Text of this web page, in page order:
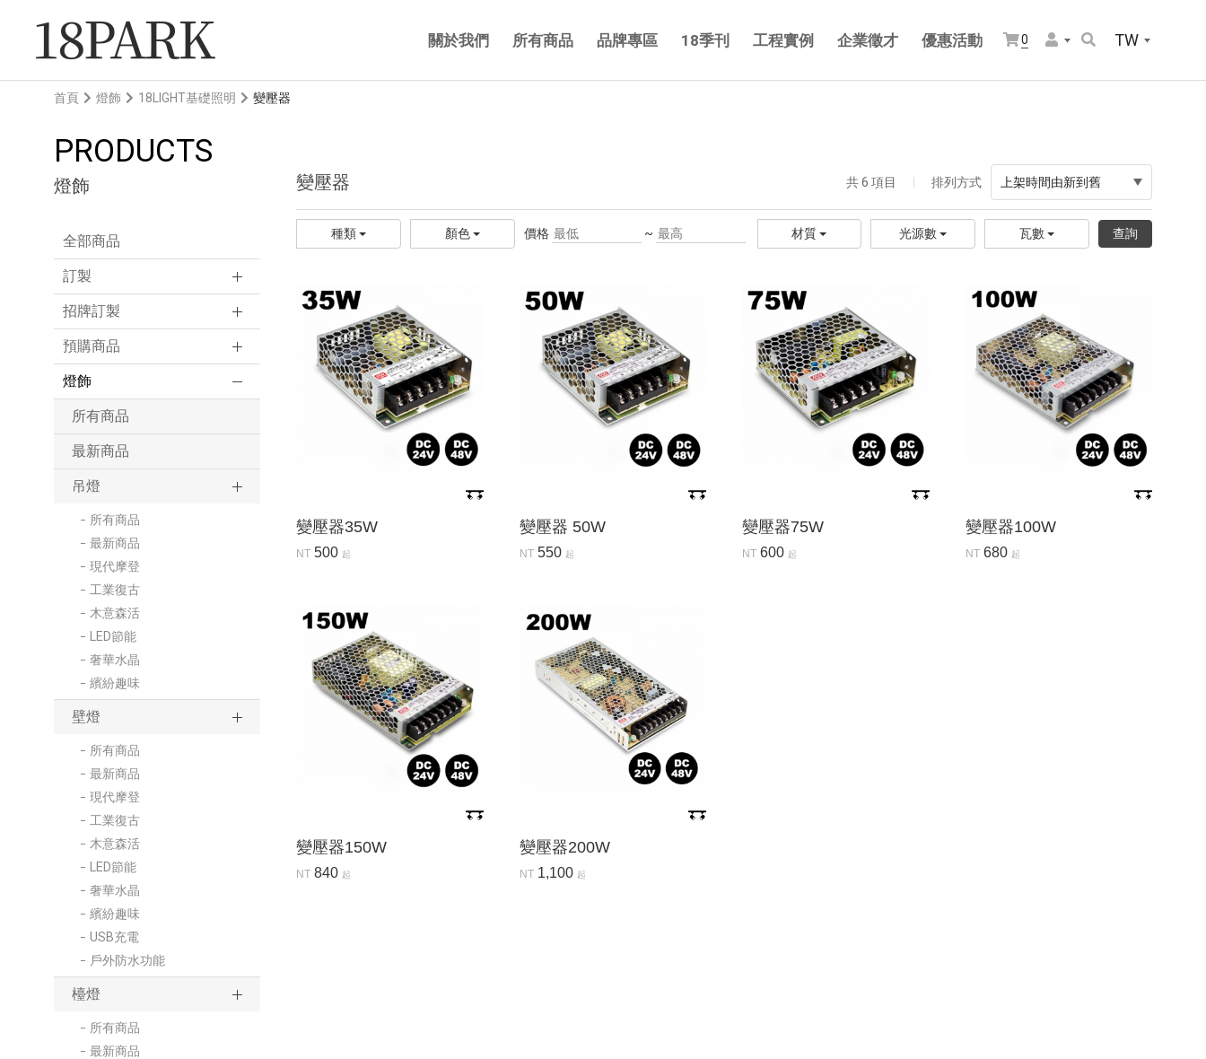
關於我們 所有商品 品牌專區 18季刊 工程實例 企業徵才 優惠活動 0 TW
首頁 燈飾 18LIGHT基礎照明 變壓器
PRODUCTS
燈飾
全部商品
訂製
招牌訂製
預購商品
燈飾
所有商品
最新商品
吊燈
所有商品
最新商品
現代摩登
工業復古
木意森活
LED節能
奢華水晶
繽紛趣味
壁燈
所有商品
最新商品
現代摩登
工業復古
木意森活
LED節能
奢華水晶
繽紛趣味
USB充電
戶外防水功能
檯燈
所有商品
最新商品
變壓器 共 6 項目 排列方式 上架時間由新到舊
種類 顏色 價格 ~ 材質 光源數 瓦數 查詢
變壓器35W
NT 500 起
變壓器 50W
NT550 起
變壓器75W
NT 600 起
變壓器100W
NT680 起
變壓器150W
NT 840 起
變壓器200W
NT1,100 起